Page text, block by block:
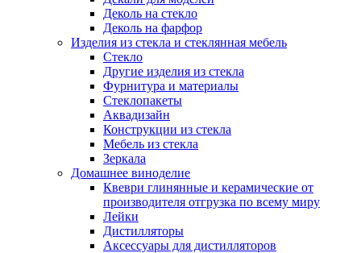
Деколь на стекло
Деколь на фарфор
Изделия из стекла и стеклянная мебель
Стекло
Другие изделия из стекла
Фурнитура и материалы
Стеклопакеты
Аквадизайн
Конструкции из стекла
Мебель из стекла
Зеркала
Домашнее виноделие
Квеври глинянные и керамические от
производителя отгрузка по всему миру
Лейки
Дистилляторы
Аксессуары для дистилляторов